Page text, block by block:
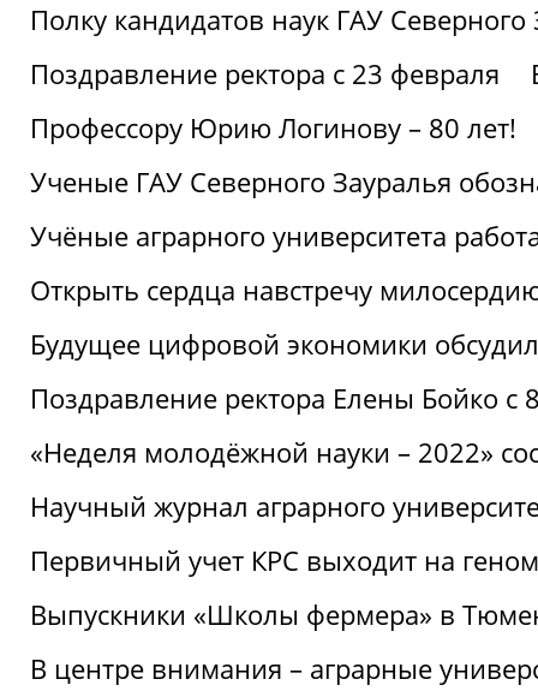
Полку кандидатов наук ГАУ
Поздравление ректора с 23 февраля
Профессору Юрию Логинову – 80 лет!
Ученые ГАУ Северного Зауралья
Учёные аграрного университета
Открыть сердца навстречу
Будущее цифровой экономики
Поздравление ректора Елены Бойко с
«Неделя молодёжной науки – 2022»
Научный журнал аграрного
Первичный учет КРС выходит на
Выпускники «Школы фермера» в
В центре внимания – аграрные